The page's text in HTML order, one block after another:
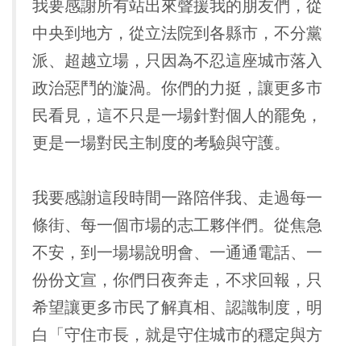
我要感謝所有站出來聲援我的朋友們，從
中央到地方，從立法院到各縣市，不分黨
派、超越立場，只因為不忍這座城市落入
政治惡鬥的漩渦。你們的力挺，讓更多市
民看見，這不只是一場針對個人的罷免，
更是一場對民主制度的考驗與守護。
我要感謝這段時間一路陪伴我、走過每一
條街、每一個市場的志工夥伴們。從焦急
不安，到一場場說明會、一通通電話、一
份份文宣，你們日夜奔走，不求回報，只
希望讓更多市民了解真相、認識制度，明
白「守住市長，就是守住城市的穩定與方